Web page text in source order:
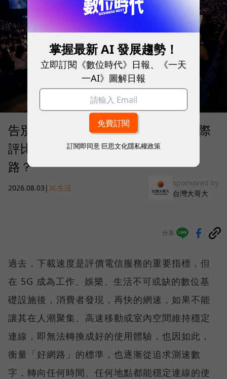
告別「極速迷思」！Opensignal 國際
評比揭密：什麼才是 5G 時代的好網
路？
2026.08.03 | 3C生活
sponsored by
台灣大哥大
分享
過去，下載速度是評價電信服務的重要指標，但
在 5G 成為工作、娛樂、生活不可或缺的數位基
礎設施後，消費者發現，再快的網速，如果不能
讓其在人潮聚集、高速移動或室內空間維持穩定
連線，即無法轉換成好的使用體驗，也因如此，
衡量「好網路」的標準，也逐漸從追求測速數
字，轉向任何時間、任何地點都能穩定連線的使
掌握最新 AI 發展趨勢！
立即訂閱《數位時代》日報、《一天
一AI》圖解日報
訂閱即同意 巨思文化隱私權政策